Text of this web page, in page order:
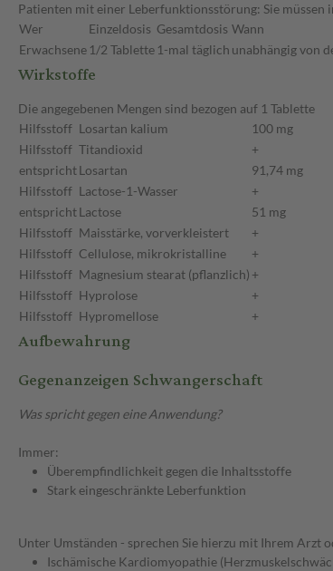
Patienten mit einer Leberfunktionsstörung: Sie
Wer
Einzeldosis Gesamtdosis Wann
Erwachsene 1/2 Tablette 1-mal täglich unabhängig von
Wirkstoffe
Die angegebenen Mengen sind bezogen auf 1 Tablette
Hilfsstoff Losartan kalium
100 mg
Hilfsstoff Titandioxid
+
entsprichtLosartan
91,74 mg
Hilfsstoff Lactose-1-Wasser
+
entsprichtLactose
51 mg
Hilfsstoff Maisstärke, vorverkleistert
+
Hilfsstoff Cellulose, mikrokristalline
+
Hilfsstoff Magnesium stearat (pflanzlich) +
Hilfsstoff Hyprolose
+
Hilfsstoff Hypromellose +
Aufbewahrung
Gegenanzeigen Schwangerschaft
Was spricht gegen eine Anwendung?
Immer:
Überempfindlichkeit gegen die Inhaltsstoffe
Stark eingeschränkte Leberfunktion
Unter Umständen - sprechen Sie hierzu mit Ihrem Arzt
Ischämische Kardiomyopathie